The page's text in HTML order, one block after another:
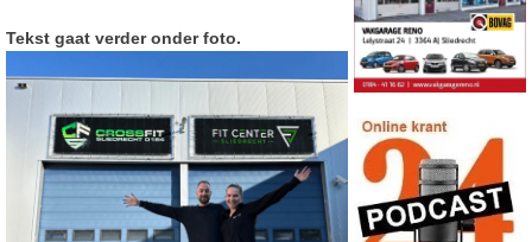
Tekst gaat verder onder foto.